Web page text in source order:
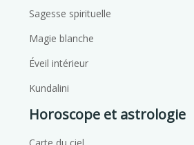
Sagesse spirituelle
Magie blanche
Éveil intérieur
Kundalini
Horoscope et astrologie